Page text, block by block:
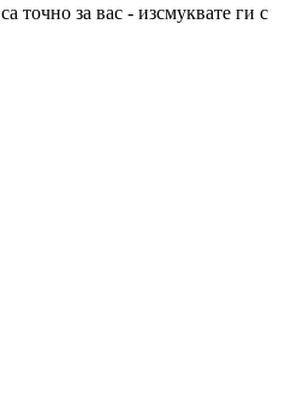
точно за вас - изсмуквате ги с